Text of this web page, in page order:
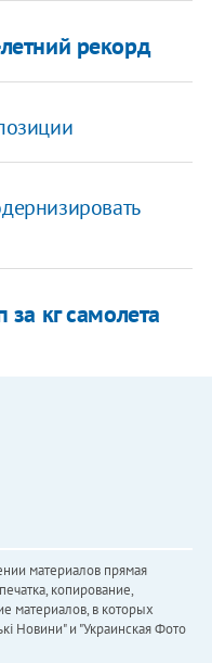
рекорд
кг самолета
материалов прямая
копирование,
материалов, в которых
Новини" и "Украинская Фото